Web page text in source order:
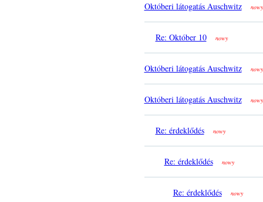
Októberi látogatás Auschwitz nowy
Re: Október 10 nowy
Októberi látogatás Auschwitz nowy
Októberi látogatás Auschwitz nowy
Re: érdeklődés nowy
Re: érdeklődés nowy
Re: érdeklődés nowy